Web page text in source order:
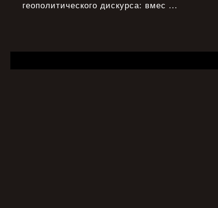
геополитического дискурса: вмес ...